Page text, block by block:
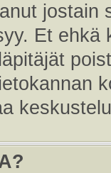
jostain
Et